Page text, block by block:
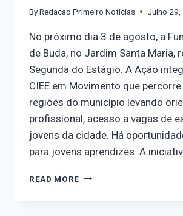
ByRedacao Primeiro Noticias Julho 29,
No próximo dia 3 de agosto, a
de Buda, no Jardim Santa Maria,
Segunda do Estágio. A Ação
CIEE em Movimento que
regiões do município levando
profissional, acesso a vagas de
jovens da cidade. Há
para jovens aprendizes. A
READ MORE